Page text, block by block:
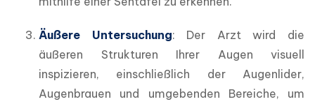
Äußere Untersuchung: Der Arzt wird die
äußeren Strukturen Ihrer Augen visuell
inspizieren, einschließlich der Augenlider,
Augenbrauen und umgebenden Bereiche, um